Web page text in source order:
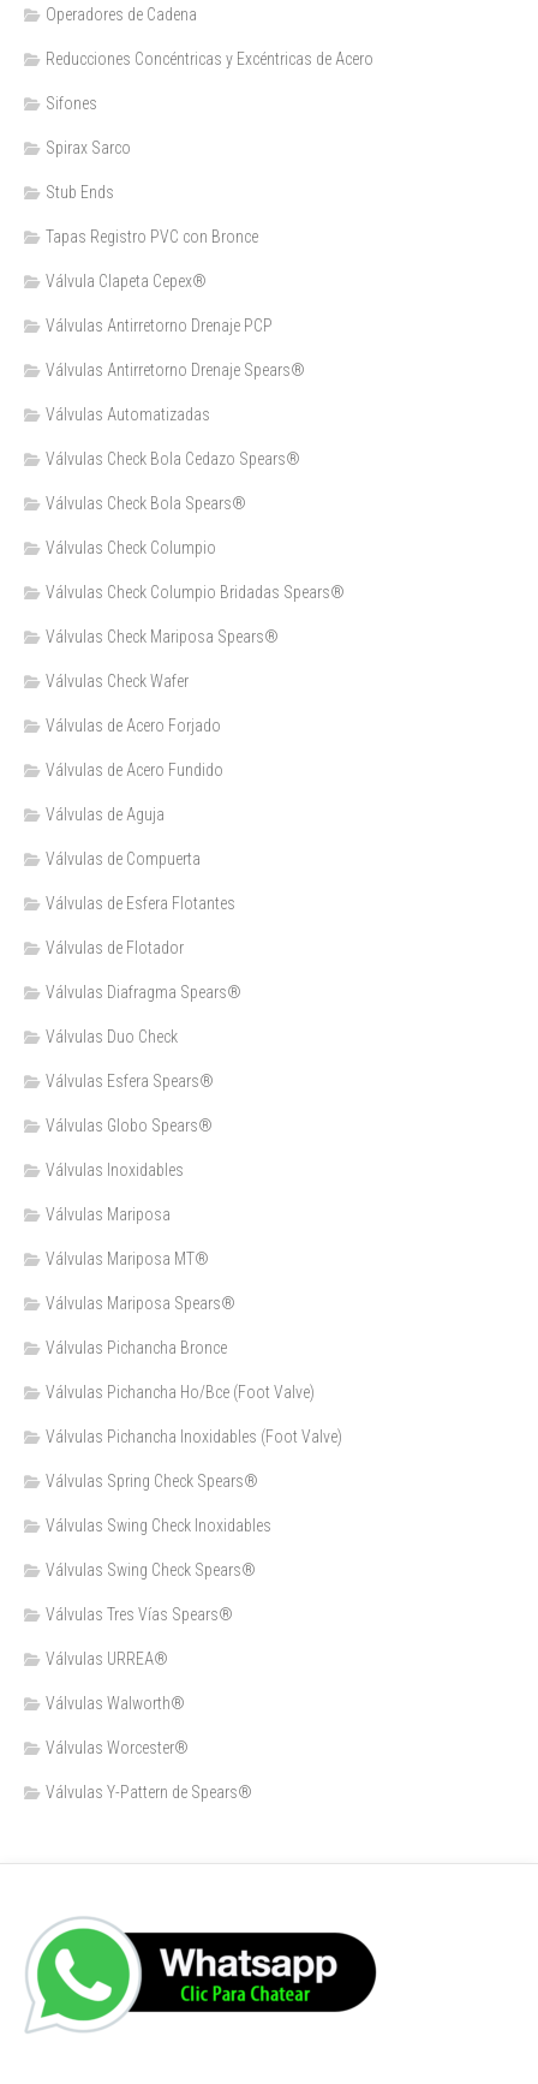
Operadores de Cadena
Reducciones Concéntricas y Excéntricas de Acero
Sifones
Spirax Sarco
Stub Ends
Tapas Registro PVC con Bronce
Válvula Clapeta Cepex®
Válvulas Antirretorno Drenaje PCP
Válvulas Antirretorno Drenaje Spears®
Válvulas Automatizadas
Válvulas Check Bola Cedazo Spears®
Válvulas Check Bola Spears®
Válvulas Check Columpio
Válvulas Check Columpio Bridadas Spears®
Válvulas Check Mariposa Spears®
Válvulas Check Wafer
Válvulas de Acero Forjado
Válvulas de Acero Fundido
Válvulas de Aguja
Válvulas de Compuerta
Válvulas de Esfera Flotantes
Válvulas de Flotador
Válvulas Diafragma Spears®️
Válvulas Duo Check
Válvulas Esfera Spears®
Válvulas Globo Spears®
Válvulas Inoxidables
Válvulas Mariposa
Válvulas Mariposa MT®
Válvulas Mariposa Spears®
Válvulas Pichancha Bronce
Válvulas Pichancha Ho/Bce (Foot Valve)
Válvulas Pichancha Inoxidables (Foot Valve)
Válvulas Spring Check Spears®
Válvulas Swing Check Inoxidables
Válvulas Swing Check Spears®
Válvulas Tres Vías Spears®
Válvulas URREA®
Válvulas Walworth®
Válvulas Worcester®
Válvulas Y-Pattern de Spears®️